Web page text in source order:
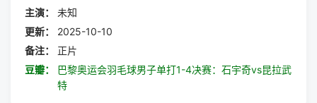
主演：
未知
更新：
2025-10-10
备注：
正片
豆瓣：
巴黎奥运会羽毛球男子单打1-4决赛：石宇奇vs昆拉武
特